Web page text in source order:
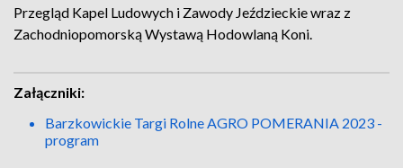
Przegląd Kapel Ludowych i Zawody Jeździeckie wraz z
Zachodniopomorską Wystawą Hodowlaną Koni.
Załączniki:
Barzkowickie Targi Rolne AGRO POMERANIA 2023 -
program